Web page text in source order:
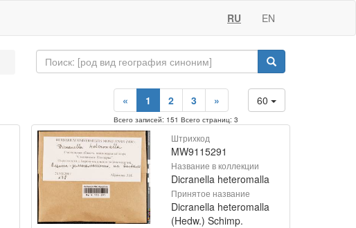
RU EN
60
« 1 2 3 »
Всего записей: 151 Всего страниц: 3
Штрихкод
MW9115291
Название в коллекции
Dicranella heteromalla
Принятое название
Dicranella heteromalla
(Hedw.) Schimp.